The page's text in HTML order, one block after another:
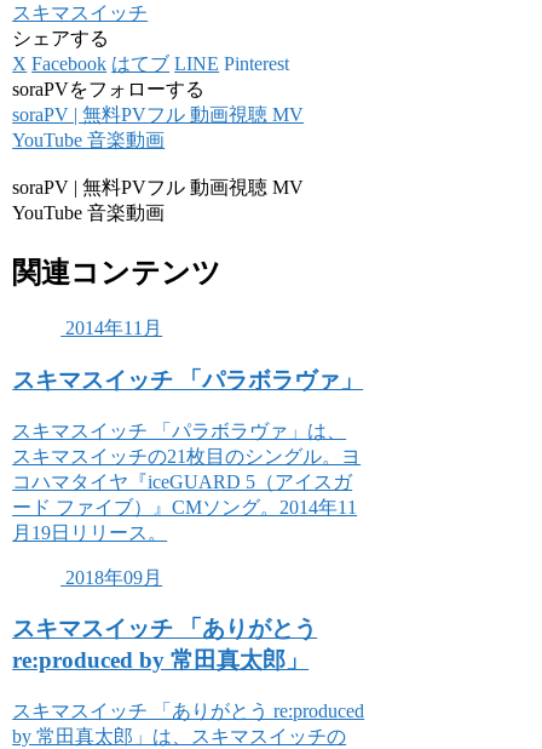
スキマスイッチ
シェアする
X Facebook はてブ LINE Pinterest
soraPVをフォローする
soraPV | 無料PVフル 動画視聴 MV
YouTube 音楽動画
soraPV | 無料PVフル 動画視聴 MV
YouTube 音楽動画
関連コンテンツ
2014年11月
スキマスイッチ 「パラボラヴァ」
スキマスイッチ 「パラボラヴァ」は、
スキマスイッチの21枚目のシングル。ヨ
コハマタイヤ『iceGUARD 5（アイスガ
ード ファイブ）』CMソング。2014年11
月19日リリース。
2018年09月
スキマスイッチ 「ありがとう
re:produced by 常田真太郎」
スキマスイッチ 「ありがとう re:produced
by 常田真太郎」は、スキマスイッチの